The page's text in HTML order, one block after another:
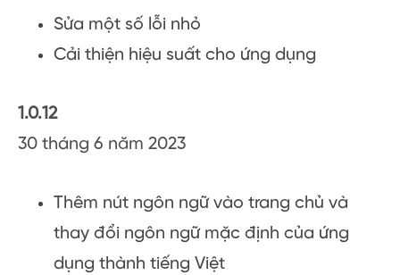
Sửa một số lỗi nhỏ
Cải thiện hiệu suất cho ứng dụng
1.0.12
30 tháng 6 năm 2023
Thêm nút ngôn ngữ vào trang chủ và
thay đổi ngôn ngữ mặc định của ứng
dụng thành tiếng Việt